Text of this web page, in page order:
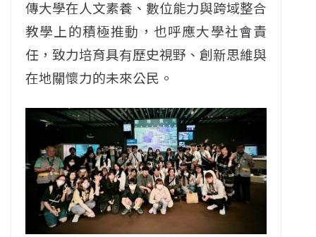
傳大學在人文素養、數位能力與跨域整合
教學上的積極推動，也呼應大學社會責
任，致力培育具有歷史視野、創新思維與
在地關懷力的未來公民。